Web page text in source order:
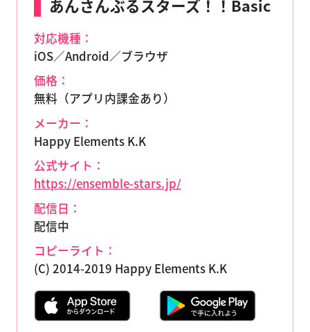
あんさんぶるスターズ！！Basic
対応機種：
iOS／Android／ブラウザ
価格：
無料（アプリ内課金あり）
メーカー：
Happy Elements K.K
公式サイト：
https://ensemble-stars.jp/
配信日：
配信中
コピーライト：
(C) 2014-2019 Happy Elements K.K